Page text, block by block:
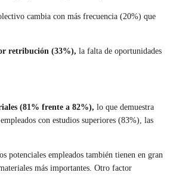
cambia con más frecuencia (20%) que
retribución (33%), la falta de oportunidades
(81% frente a 82%), lo que demuestra
con estudios superiores (83%), las
potenciales empleados también tienen en gran
más importantes. Otro factor